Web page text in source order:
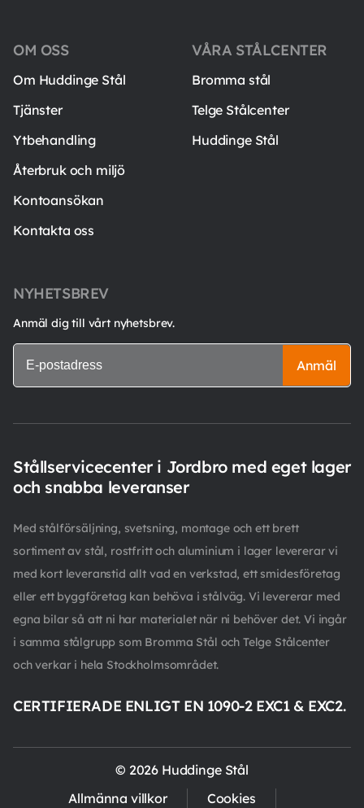
VÅRA STÅLCENTER
Bromma stål
Telge Stålcenter
Huddinge Stål
OM OSS
Om Huddinge Stål
Tjänster
Ytbehandling
Återbruk och miljö
Kontoansökan
Kontakta oss
NYHETSBREV
Anmäl dig till vårt nyhetsbrev.
Anmäl
Stållservicecenter i Jordbro med eget lager
och snabba leveranser
Med stålförsäljning, svetsning, montage och ett brett
sortiment av stål, rostfritt och aluminium i lager levererar vi
med kort leveranstid allt vad en verkstad, ett smidesföretag
eller ett byggföretag kan behöva i stålväg. Vi levererar med
egna bilar så att ni har materialet när ni behöver det. Vi ingår
i samma stålgrupp som Bromma Stål och Telge Stålcenter
och verkar i hela Stockholmsområdet.
CERTIFIERADE ENLIGT EN 1090-2 EXC1 & EXC2.
© 2026 Huddinge Stål
Allmänna villkor
Cookies